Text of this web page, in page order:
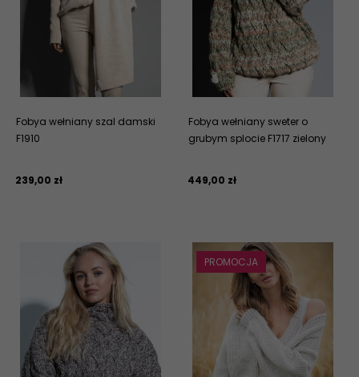
Fobya wełniany szal damski
F1910
239,00 zł
Fobya wełniany sweter o
grubym splocie F1717 zielony
449,00 zł
PROMOCJA